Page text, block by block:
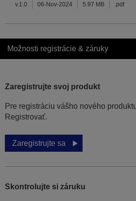
v.1.0 06-Nov-2024 5.97 MB .pdf
Možnosti registrácie & záruky
Zaregistrujte svoj produkt
Pre registráciu vášho nového
Registrovať.
Zaregistrujte sa
Skontrolujte si záruku